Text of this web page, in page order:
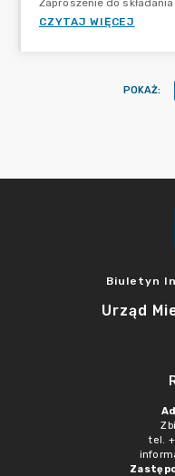
Zaproszenie do
CZYTAJ WIĘCEJ
POKAŻ:
Biuletyn
Urząd
tel.